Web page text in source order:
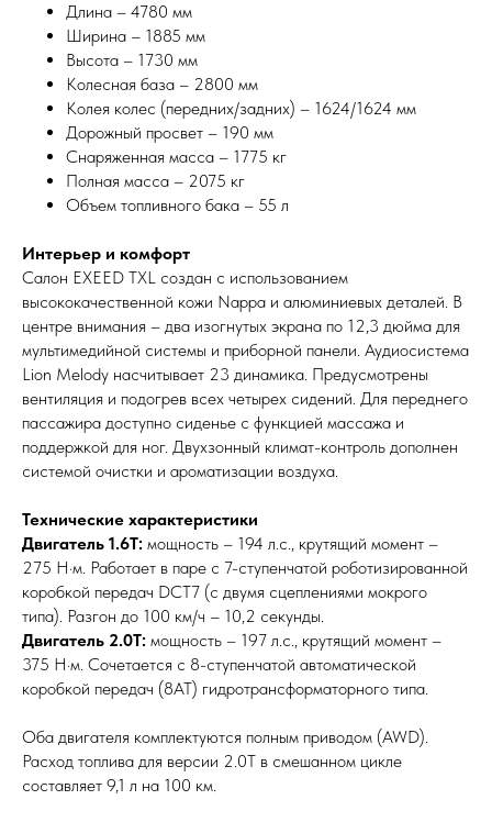
Длина – 4780 мм
Ширина – 1885 мм
Высота – 1730 мм
Колесная база – 2800 мм
Колея колес (передних/задних) – 1624/1624 мм
Дорожный просвет – 190 мм
Снаряженная масса – 1775 кг
Полная масса – 2075 кг
Объем топливного бака – 55 л
Интерьер и комфорт
Салон EXEED TXL создан с использованием
высококачественной кожи Nappa и алюминиевых деталей. В
центре внимания – два изогнутых экрана по 12,3 дюйма для
мультимедийной системы и приборной панели. Аудиосистема
Lion Melody насчитывает 23 динамика. Предусмотрены
вентиляция и подогрев всех четырех сидений. Для переднего
пассажира доступно сиденье с функцией массажа и
поддержкой для ног. Двухзонный климат-контроль дополнен
системой очистки и ароматизации воздуха.
Технические характеристики
Двигатель 1.6T: мощность – 194 л.с., крутящий момент –
275 Н·м. Работает в паре с 7-ступенчатой роботизированной
коробкой передач DCT7 (с двумя сцеплениями мокрого
типа). Разгон до 100 км/ч – 10,2 секунды.
Двигатель 2.0T: мощность – 197 л.с., крутящий момент –
375 Н·м. Сочетается с 8-ступенчатой автоматической
коробкой передач (8AT) гидротрансформаторного типа.
Оба двигателя комплектуются полным приводом (AWD).
Расход топлива для версии 2.0T в смешанном цикле
составляет 9,1 л на 100 км.